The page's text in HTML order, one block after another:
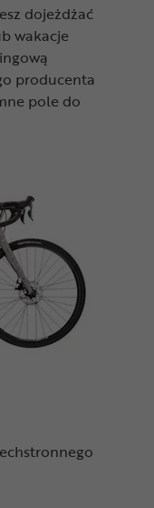
dojeżdżać
wakacje
producenta
pole do